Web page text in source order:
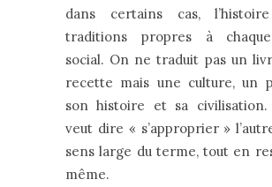
dans certains cas,
traditions propres à
social. On ne traduit pas un
recette mais une culture, un
son histoire et sa civilisation.
veut dire « s’approprier »
sens large du terme, tout en
même.